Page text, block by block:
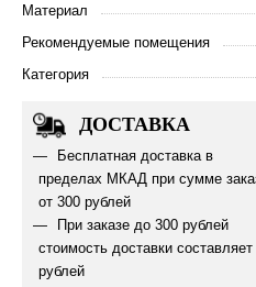
Материал
Рекомендуемые помещения
Категория
ДОСТАВКА
Бесплатная доставка в
пределах МКАД при сумме
от 300 рублей
При заказе до 300 рублей
стоимость доставки составляет
рублей